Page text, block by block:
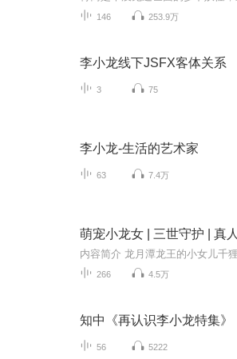
146 253.9万
李小龙线下JSFX客体关系
3 75
李小龙-生活的艺术家
63 7.4万
萌宠小龙女 | 三世守护 | 真
266 4.5万
知中《再认识李小龙特集》
56 5222